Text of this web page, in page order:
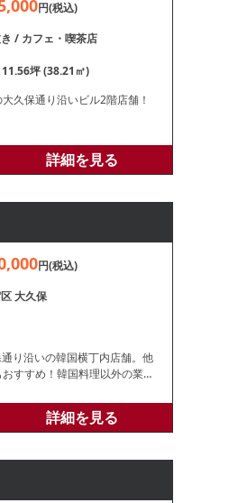
円(税込)
/ カフェ・喫茶店
坪 (38.21㎡)
久保通り沿いビル2階店舗！
詳細を見る
円(税込)
大久保
り沿いの韓国横丁内店舗。他
すすめ！韓国料理以外の業態
詳細を見る